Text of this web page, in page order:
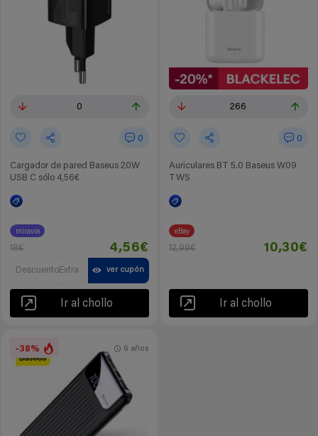
0
0
Cargador de pared Baseus 20W
USB C sólo 4,56€
miravia
18€ 4,56€
DescuentoExtra ver cupón
Ir al chollo
266
0
Auriculares BT 5.0 Baseus W09
TWS
eBay
12,99€ 10,30€
Ir al chollo
-38% 6 años